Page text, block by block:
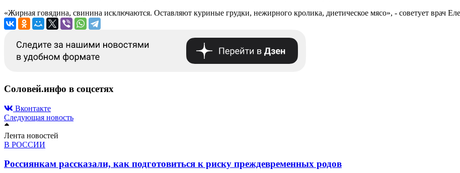
«Жирная говядина, свинина исключаются. Оставляют куриные грудки, нежирного кролика, диетическое мясо», - советует врач
Соловей.инфо в соцсетях
Вконтакте
Следующая новость
Лента новостей
В РОССИИ
Россиянкам рассказали, как подготовиться к риску преждевременных родов